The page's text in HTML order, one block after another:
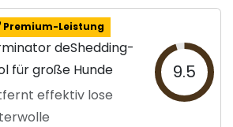
Premium-Leistung
deShedding-
für große Hunde
effektiv lose
9.5